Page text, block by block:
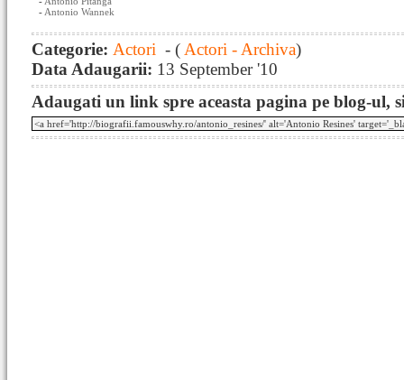
- Antonio Wannek
Categorie: Actori - ( Actori - Archiva)
Data Adaugarii: 13 September '10
Adaugati un link spre aceasta pagina pe blog-ul,